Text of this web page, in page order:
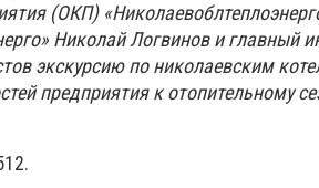
(ОКП)
Николай Логвинов и главный
экскурсию по николаевским
предприятия к отопительному